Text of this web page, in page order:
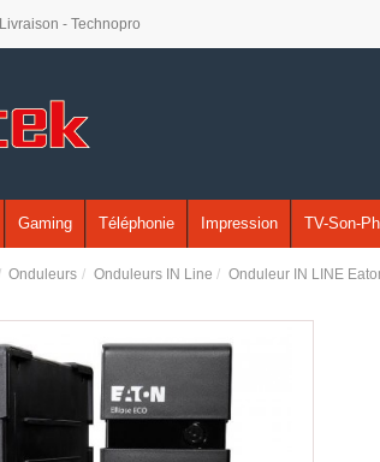
Livraison - Technopro
Gaming Téléphonie Impression TV-Son-
Onduleurs Onduleurs IN Line Onduleur IN LINE